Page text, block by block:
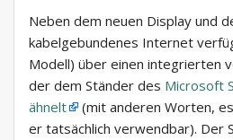
Neben dem neuen Display und
kabelgebundenes Internet
Modell) über einen integrierten
der dem Ständer des Microsoft
ähnelt
(mit anderen Worten,
er tatsächlich verwendbar). Der